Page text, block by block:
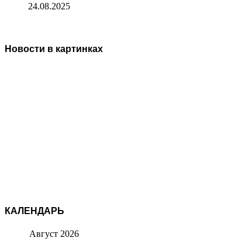
24.08.2025
Новости в картинках
КАЛЕНДАРЬ
Август 2026